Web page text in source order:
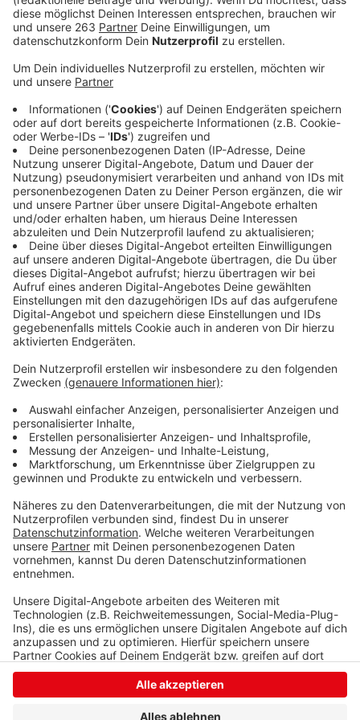
Veröffentlicht:Donnerstag, 25.04.2019 06:43
Fit fürs Leben vernetzt Vereine
Anzeige
Zur Förderung von Kindern und Jugendlichen aus den
Gemeinden Burbach und Neunkirchen haben sich die
ortsansässigen Fußballvereine zu einem neuen Verein
zusammengeschlossen. Das ehrenamtliche Projekt
„Fit Fürs Leben“ will mit seinem Konzept die
Jugendabteilungen der Fußballvereine aus Burbach,
Wahlbach, Neunkirchen und dem Hickengrund stärken.
Neben der sportlichen Förderung der Spieler sollen
und Ausbildungs- sowie Praktikumsplätze vermittelt
ansässigen Firmen sowie der Siegener Arbeitsagentur
zusammen. Finanziert wird das Projekt unter anderem
mit ca. 50.000 Euro EU-Geld aus dem LEADER-
Programm.
Anzeige
Anzeige